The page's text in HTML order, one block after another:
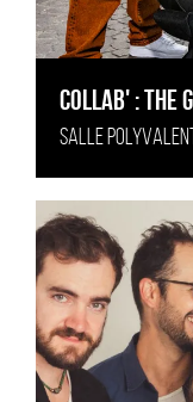
COLLAB' : THE
SALLE